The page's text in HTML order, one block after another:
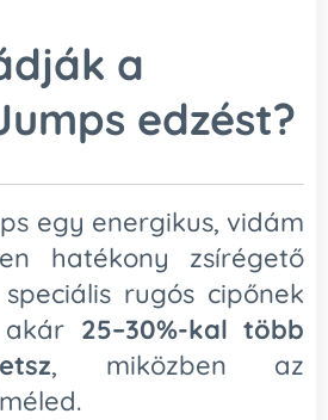
a
edzést?
egy energikus, vidám
hatékony zsírégető
rugós cipőnek
akár 25–30%-kal több
, miközben az